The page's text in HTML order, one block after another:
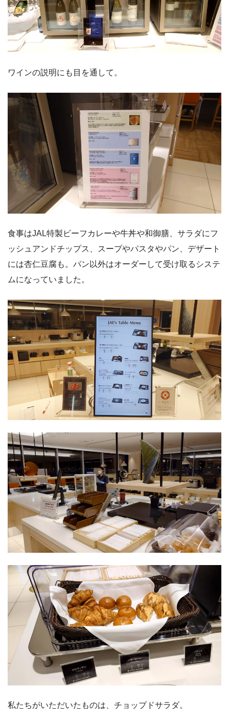
ワインの説明にも目を通して。
食事はJAL特製ビーフカレーや牛丼や和御膳、サラダにフ
ッシュアンドチップス、スープやパスタやパン、デザート
には杏仁豆腐も。パン以外はオーダーして受け取るシステ
ムになっていました。
私たちがいただいたものは、チョップドサラダ。